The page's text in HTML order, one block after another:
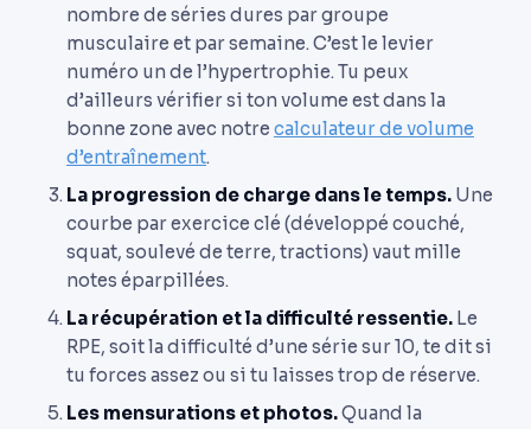
nombre de séries dures par groupe
musculaire et par semaine. C’est le levier
numéro un de l’hypertrophie. Tu peux
d’ailleurs vérifier si ton volume est dans la
bonne zone avec notre calculateur de volume
d’entraînement.
La progression de charge dans le temps. Une
courbe par exercice clé (développé couché,
squat, soulevé de terre, tractions) vaut mille
notes éparpillées.
La récupération et la difficulté ressentie. Le
RPE, soit la difficulté d’une série sur 10, te dit si
tu forces assez ou si tu laisses trop de réserve.
Les mensurations et photos.Quand la